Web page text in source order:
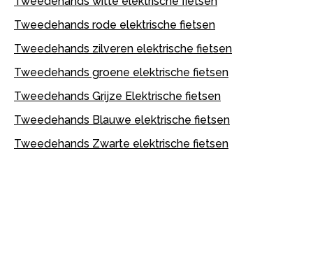
Tweedehands rode elektrische fietsen
Tweedehands zilveren elektrische fietsen
Tweedehands groene elektrische fietsen
Tweedehands Grijze Elektrische fietsen
Tweedehands Blauwe elektrische fietsen
Tweedehands Zwarte elektrische fietsen